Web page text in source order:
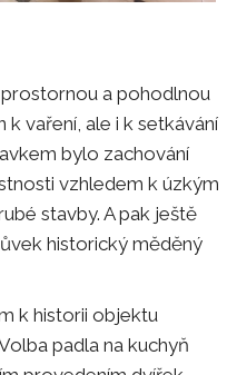
a pohodlnou
vaření, ale i k setkávání
bylo zachování
vzhledem k úzkým
stavby. A pak ještě
historický měděný
k historii objektu
padla na kuchyň